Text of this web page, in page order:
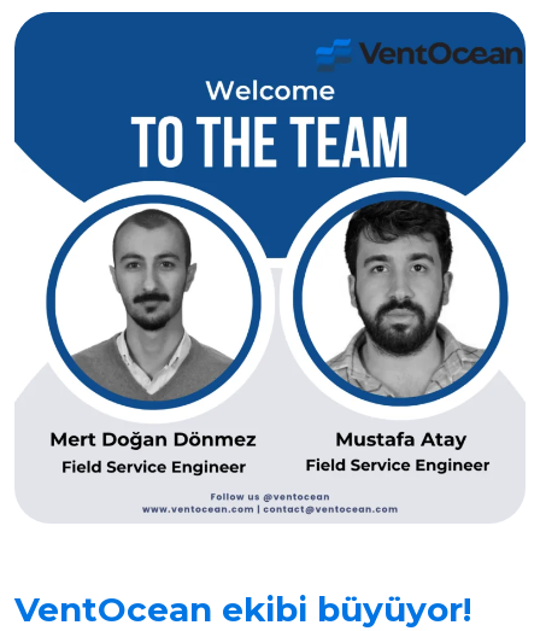
VentOcean ekibi büyüyor!